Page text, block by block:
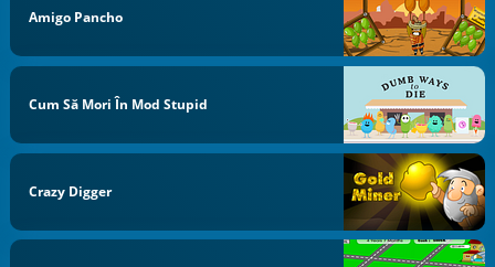
Amigo Pancho
Cum Să Mori În Mod Stupid
Crazy Digger